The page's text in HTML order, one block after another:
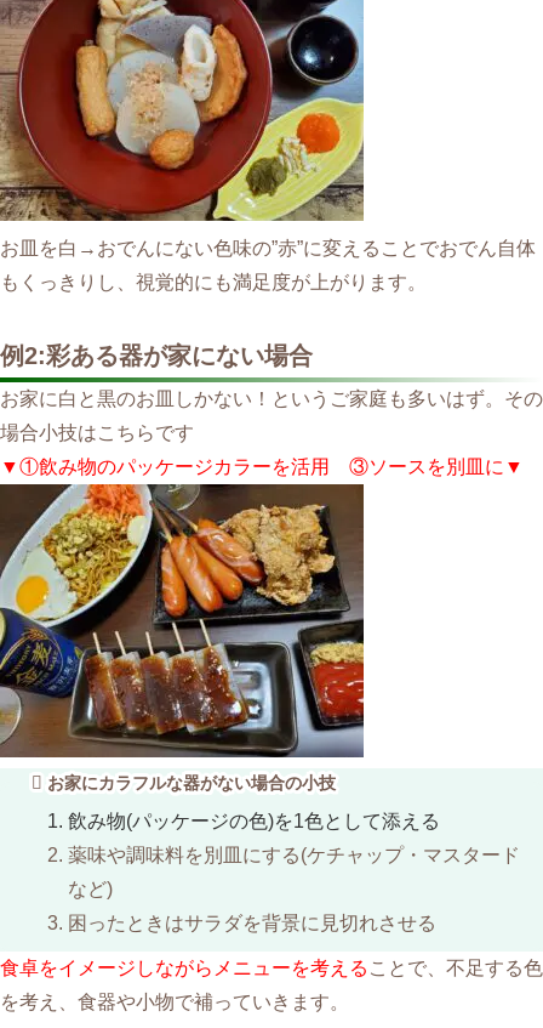
お皿を白→おでんにない色味の”赤”に変えることでおでん自体
もくっきりし、視覚的にも満足度が上がります。
例2:彩ある器が家にない場合
お家に白と黒のお皿しかない！というご家庭も多いはず。その
場合小技はこちらです
▼①飲み物のパッケージカラーを活用 ③ソースを別皿に▼
お家にカラフルな器がない場合の小技
飲み物(パッケージの色)を1色として添える
薬味や調味料を別皿にする(ケチャップ・マスタード
など)
困ったときはサラダを背景に見切れさせる
食卓をイメージしながらメニューを考える ことで、不足する色
を考え、食器や小物で補っていきます。